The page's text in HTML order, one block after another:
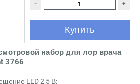
набор для лор врача
3766
LED 2,5 В;
- +
Купить